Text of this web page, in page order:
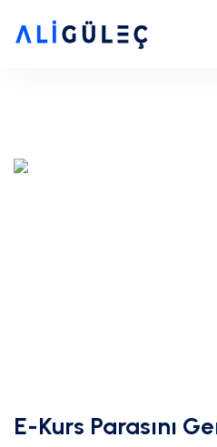
E-Kurs Parasını